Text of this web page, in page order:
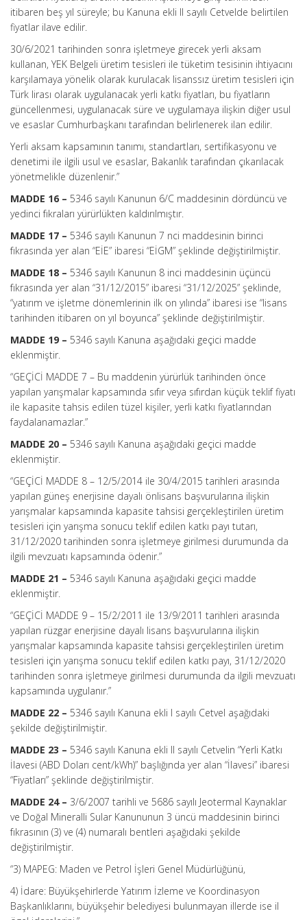
itibaren beş yıl süreyle; bu Kanuna ekli II sayılı Cetvelde belirtilen
fiyatlar ilave edilir.
30/6/2021 tarihinden sonra işletmeye girecek yerli aksam
kullanan, YEK Belgeli üretim tesisleri ile tüketim tesisinin ihtiyacını
karşılamaya yönelik olarak kurulacak lisanssız üretim tesisleri için
Türk lirası olarak uygulanacak yerli katkı fiyatları, bu fiyatların
güncellenmesi, uygulanacak süre ve uygulamaya ilişkin diğer usul
ve esaslar Cumhurbaşkanı tarafından belirlenerek ilan edilir.
Yerli aksam kapsamının tanımı, standartları, sertifikasyonu ve
denetimi ile ilgili usul ve esaslar, Bakanlık tarafından çıkarılacak
yönetmelikle düzenlenir.”
MADDE 16 – 5346 sayılı Kanunun 6/C maddesinin dördüncü ve
yedinci fıkraları yürürlükten kaldırılmıştır.
MADDE 17 – 5346 sayılı Kanunun 7 nci maddesinin birinci
fıkrasında yer alan “EİE” ibaresi “EİGM” şeklinde değiştirilmiştir.
MADDE 18 – 5346 sayılı Kanunun 8 inci maddesinin üçüncü
fıkrasında yer alan “31/12/2015” ibaresi “31/12/2025” şeklinde,
“yatırım ve işletme dönemlerinin ilk on yılında” ibaresi ise “lisans
tarihinden itibaren on yıl boyunca” şeklinde değiştirilmiştir.
MADDE 19 – 5346 sayılı Kanuna aşağıdaki geçici madde
eklenmiştir.
“GEÇİCİ MADDE 7 – Bu maddenin yürürlük tarihinden önce
yapılan yarışmalar kapsamında sıfır veya sıfırdan küçük teklif fiyatı
ile kapasite tahsis edilen tüzel kişiler, yerli katkı fiyatlarından
faydalanamazlar.”
MADDE 20 – 5346 sayılı Kanuna aşağıdaki geçici madde
eklenmiştir.
“GEÇİCİ MADDE 8 – 12/5/2014 ile 30/4/2015 tarihleri arasında
yapılan güneş enerjisine dayalı önlisans başvurularına ilişkin
yarışmalar kapsamında kapasite tahsisi gerçekleştirilen üretim
tesisleri için yarışma sonucu teklif edilen katkı payı tutarı,
31/12/2020 tarihinden sonra işletmeye girilmesi durumunda da
ilgili mevzuatı kapsamında ödenir.”
MADDE 21 – 5346 sayılı Kanuna aşağıdaki geçici madde
eklenmiştir.
“GEÇİCİ MADDE 9 – 15/2/2011 ile 13/9/2011 tarihleri arasında
yapılan rüzgar enerjisine dayalı lisans başvurularına ilişkin
yarışmalar kapsamında kapasite tahsisi gerçekleştirilen üretim
tesisleri için yarışma sonucu teklif edilen katkı payı, 31/12/2020
tarihinden sonra işletmeye girilmesi durumunda da ilgili mevzuatı
kapsamında uygulanır.”
MADDE 22 – 5346 sayılı Kanuna ekli I sayılı Cetvel aşağıdaki
şekilde değiştirilmiştir.
MADDE 23 – 5346 sayılı Kanuna ekli II sayılı Cetvelin “Yerli Katkı
İlavesi (ABD Doları cent/kWh)” başlığında yer alan “İlavesi” ibaresi
“Fiyatları” şeklinde değiştirilmiştir.
MADDE 24 – 3/6/2007 tarihli ve 5686 sayılı Jeotermal Kaynaklar
ve Doğal Mineralli Sular Kanununun 3 üncü maddesinin birinci
fıkrasının (3) ve (4) numaralı bentleri aşağıdaki şekilde
değiştirilmiştir.
“3) MAPEG: Maden ve Petrol İşleri Genel Müdürlüğünü,
4) İdare: Büyükşehirlerde Yatırım İzleme ve Koordinasyon
Başkanlıklarını, büyükşehir belediyesi bulunmayan illerde ise il